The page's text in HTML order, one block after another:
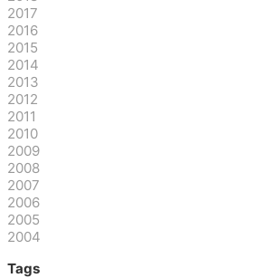
2017
2016
2015
2014
2013
2012
2011
2010
2009
2008
2007
2006
2005
2004
Tags